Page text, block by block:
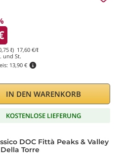
ℓ) 17,60 €/ℓ
und St.
13,90 €
IN DEN WARENKORB
KOSTENLOSE LIEFERUNG
DOC Fittà Peaks & Valley
Torre